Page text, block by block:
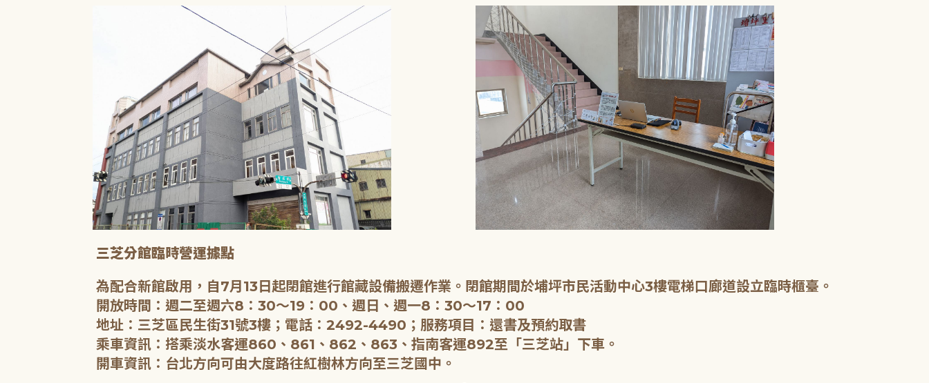
三芝分館臨時營運據點
為配合新館啟用，自7月13日起閉館進行館藏設備搬遷作業。閉館期間於埔坪市民活動中心3樓電梯口廊道設立臨時櫃臺。
開放時間：週二至週六8：30～19：00、週日、週一8：30～17：00
地址：三芝區民生街31號3樓；電話：2492-4490；服務項目：還書及預約取書
乘車資訊：搭乘淡水客運860、861、862、863、指南客運892至「三芝站」下車。
開車資訊：台北方向可由大度路往紅樹林方向至三芝國中。